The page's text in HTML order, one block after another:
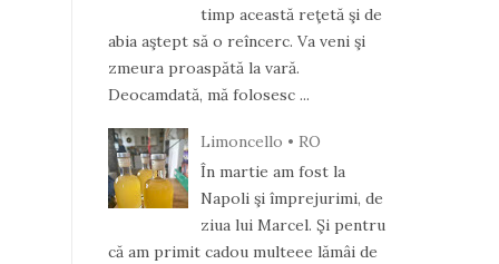
timp această reţetă şi de
abia aştept să o reîncerc. Va veni şi
zmeura proaspătă la vară.
Deocamdată, mă folosesc ...
Limoncello • RO
În martie am fost la
Napoli şi împrejurimi, de
ziua lui Marcel. Şi pentru
că am primit cadou multeee lămâi de